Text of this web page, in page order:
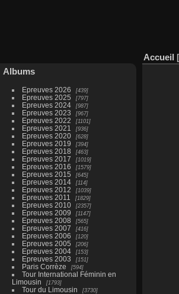
Albums
Epreuves 2026 439
Epreuves 2025 797
Epreuves 2024 987
Epreuves 2023 967
Epreuves 2022 1101
Epreuves 2021 936
Epreuves 2020 628
Epreuves 2019 394
Epreuves 2018 463
Epreuves 2017 1019
Epreuves 2016 1579
Epreuves 2015 645
Epreuves 2014 114
Epreuves 2012 1039
Epreuves 2011 1829
Epreuves 2010 2357
Epreuves 2009 1147
Epreuves 2008 565
Epreuves 2007 416
Epreuves 2006 120
Epreuves 2005 206
Epreuves 2004 153
Epreuves 2003 151
Paris Corrèze 594
Tour International Féminin en
Limousin
1793
Tour du Limousin 3730
Accueil